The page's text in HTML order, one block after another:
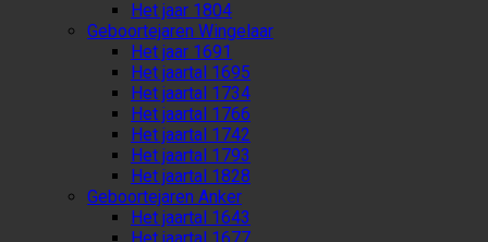
Het jaar 1804
Geboortejaren Wingelaar
Het jaar 1691
Het jaartal 1695
Het jaartal 1734
Het jaartal 1766
Het jaartal 1742
Het jaartal 1793
Het jaartal 1828
Geboortejaren Anker
Het jaartal 1643